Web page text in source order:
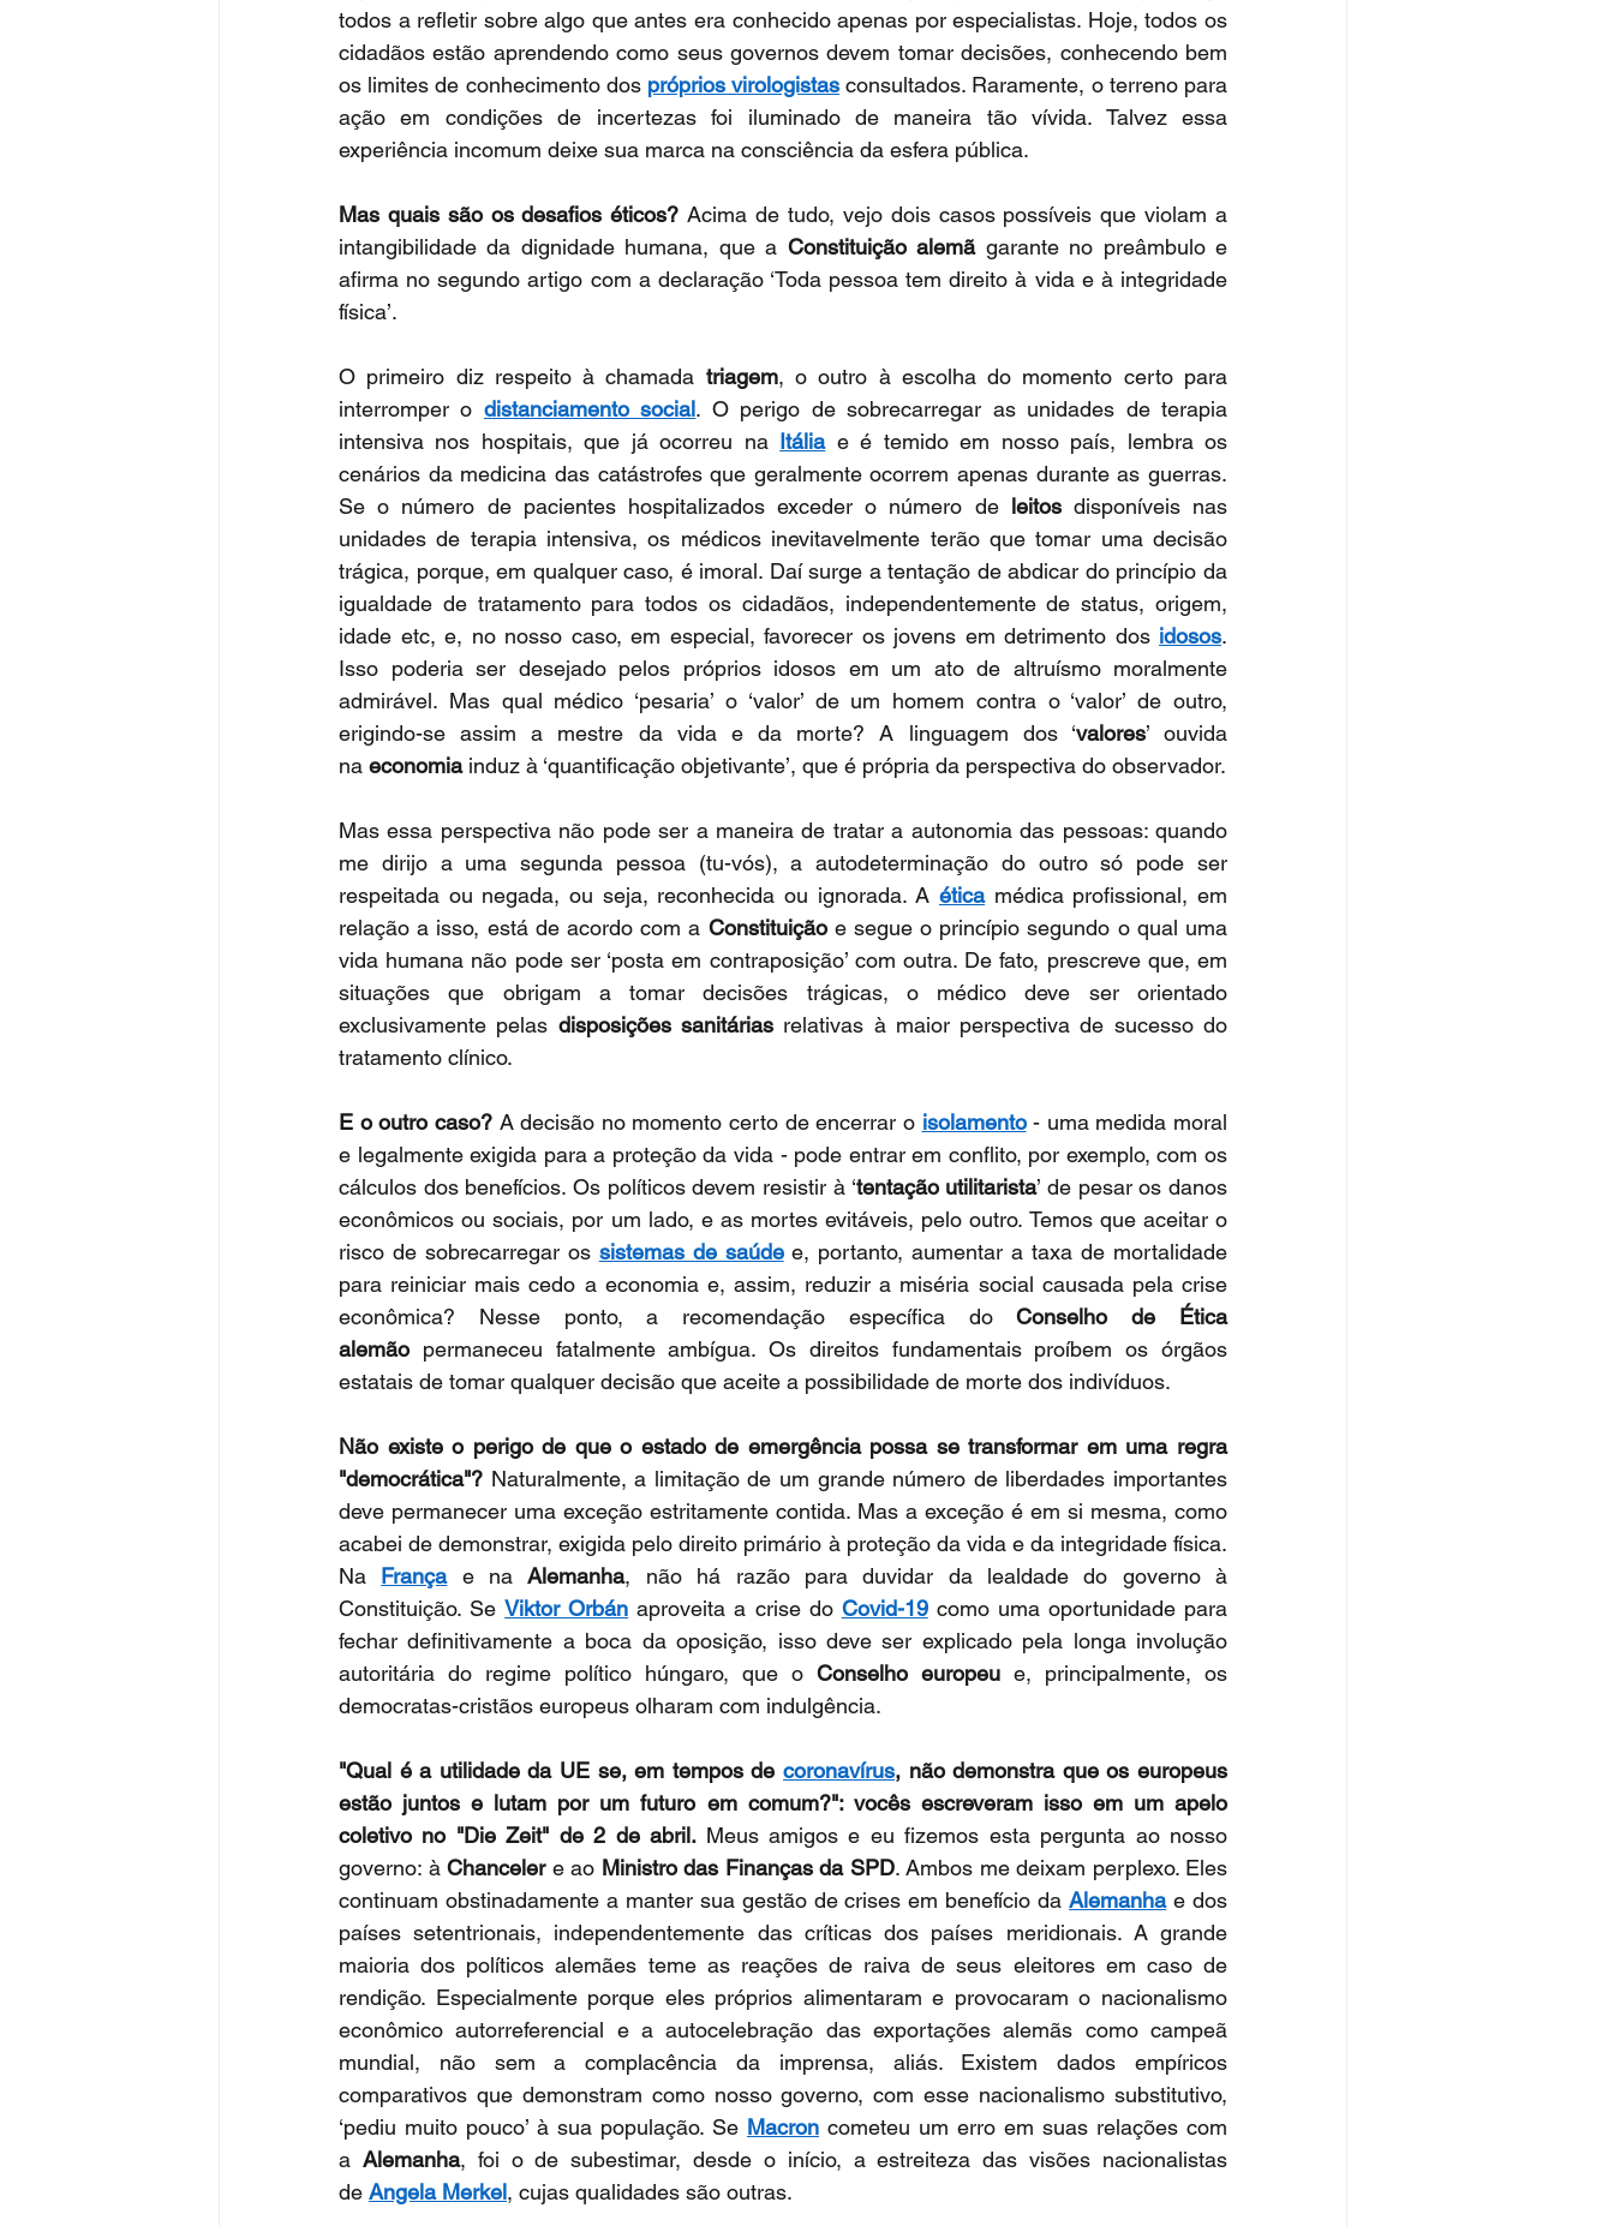
todos a refletir sobre algo que antes era conhecido apenas por especialistas. Hoje, todos os
cidadãos estão aprendendo como seus governos devem tomar decisões, conhecendo bem
os limites de conhecimento dos próprios virologistas consultados. Raramente, o terreno para
ação em condições de incertezas foi iluminado de maneira tão vívida. Talvez essa
experiência incomum deixe sua marca na consciência da esfera pública.
Mas quais são os desafios éticos? Acima de tudo, vejo dois casos possíveis que violam a
intangibilidade da dignidade humana, que a Constituição alemã garante no preâmbulo e
afirma no segundo artigo com a declaração ‘Toda pessoa tem direito à vida e à integridade
física’.
O primeiro diz respeito à chamada triagem, o outro à escolha do momento certo para
interromper o distanciamento social. O perigo de sobrecarregar as unidades de terapia
intensiva nos hospitais, que já ocorreu na Itália e é temido em nosso país, lembra os
cenários da medicina das catástrofes que geralmente ocorrem apenas durante as guerras.
Se o número de pacientes hospitalizados exceder o número de leitos disponíveis nas
unidades de terapia intensiva, os médicos inevitavelmente terão que tomar uma decisão
trágica, porque, em qualquer caso, é imoral. Daí surge a tentação de abdicar do princípio da
igualdade de tratamento para todos os cidadãos, independentemente de status, origem,
idade etc, e, no nosso caso, em especial, favorecer os jovens em detrimento dos idosos.
Isso poderia ser desejado pelos próprios idosos em um ato de altruísmo moralmente
admirável. Mas qual médico ‘pesaria’ o ‘valor’ de um homem contra o ‘valor’ de outro,
erigindo-se assim a mestre da vida e da morte? A linguagem dos ‘valores’ ouvida
na economia induz à ‘quantificação objetivante’, que é própria da perspectiva do observador.
Mas essa perspectiva não pode ser a maneira de tratar a autonomia das pessoas: quando
me dirijo a uma segunda pessoa (tu-vós), a autodeterminação do outro só pode ser
respeitada ou negada, ou seja, reconhecida ou ignorada. A ética médica profissional, em
relação a isso, está de acordo com a Constituição e segue o princípio segundo o qual uma
vida humana não pode ser ‘posta em contraposição’ com outra. De fato, prescreve que, em
situações que obrigam a tomar decisões trágicas, o médico deve ser orientado
exclusivamente pelas disposições sanitárias relativas à maior perspectiva de sucesso do
tratamento clínico.
E o outro caso? A decisão no momento certo de encerrar o isolamento - uma medida moral
e legalmente exigida para a proteção da vida - pode entrar em conflito, por exemplo, com os
cálculos dos benefícios. Os políticos devem resistir à ‘tentação utilitarista’ de pesar os danos
econômicos ou sociais, por um lado, e as mortes evitáveis, pelo outro. Temos que aceitar o
risco de sobrecarregar os sistemas de saúde e, portanto, aumentar a taxa de mortalidade
para reiniciar mais cedo a economia e, assim, reduzir a miséria social causada pela crise
econômica? Nesse ponto, a recomendação específica do Conselho de Ética
alemão permaneceu fatalmente ambígua. Os direitos fundamentais proíbem os órgãos
estatais de tomar qualquer decisão que aceite a possibilidade de morte dos indivíduos.
Não existe o perigo de que o estado de emergência possa se transformar em uma regra
"democrática"? Naturalmente, a limitação de um grande número de liberdades importantes
deve permanecer uma exceção estritamente contida. Mas a exceção é em si mesma, como
acabei de demonstrar, exigida pelo direito primário à proteção da vida e da integridade física.
Na França e na Alemanha, não há razão para duvidar da lealdade do governo à
Constituição. Se Viktor Orbán aproveita a crise do Covid-19 como uma oportunidade para
fechar definitivamente a boca da oposição, isso deve ser explicado pela longa involução
autoritária do regime político húngaro, que o Conselho europeu e, principalmente, os
democratas-cristãos europeus olharam com indulgência.
"Qual é a utilidade da UE se, em tempos de coronavírus, não demonstra que os europeus
estão juntos e lutam por um futuro em comum?": vocês escreveram isso em um apelo
coletivo no "Die Zeit" de 2 de abril. Meus amigos e eu fizemos esta pergunta ao nosso
governo: à Chanceler e ao Ministro das Finanças da SPD. Ambos me deixam perplexo. Eles
continuam obstinadamente a manter sua gestão de crises em benefício da Alemanha e dos
países setentrionais, independentemente das críticas dos países meridionais. A grande
maioria dos políticos alemães teme as reações de raiva de seus eleitores em caso de
rendição. Especialmente porque eles próprios alimentaram e provocaram o nacionalismo
econômico autorreferencial e a autocelebração das exportações alemãs como campeã
mundial, não sem a complacência da imprensa, aliás. Existem dados empíricos
comparativos que demonstram como nosso governo, com esse nacionalismo substitutivo,
‘pediu muito pouco’ à sua população. Se Macron cometeu um erro em suas relações com
a Alemanha, foi o de subestimar, desde o início, a estreiteza das visões nacionalistas
de Angela Merkel, cujas qualidades são outras.